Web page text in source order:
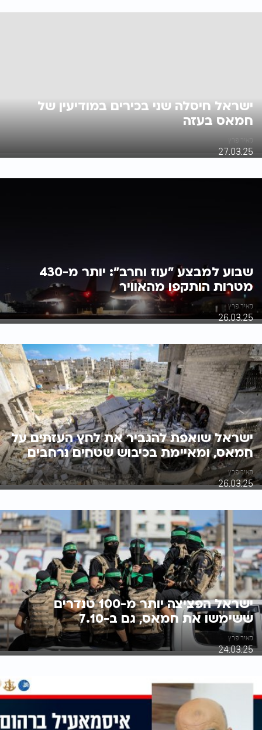
ישראל חיסלה שני בכירים במודיעין של
חמאס בעזה
מאיר פרץ
27.03.25
שבוע למבצע "עוז וחרב": יותר מ-430
מטרות הותקפו מהאוויר
מאיר פרץ
26.03.25
ישראל שואפת להגביר את לחץ העזתים על
חמאס, ומאיימת בכיבוש שטחים נרחבים
מאיר פרץ
26.03.25
ישראל הפציצה יותר מ-100 טנדרים
ששימשו את חמאס, גם ב-7.10
מאיר פרץ
24.03.25